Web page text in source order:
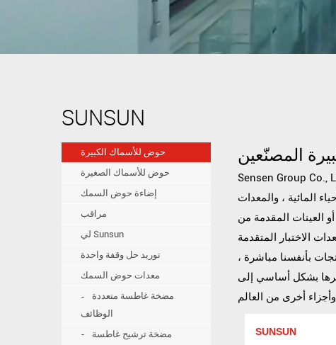
SUNSUN
حوض للأسماك الكبيرة
حوض للأسماك الصغيرة
إضاءة حوض السمك
مراقب
لي Sunsun
توريد حل وقفة واحدة
معدات حوض السمك
مضخة غاطسة متعددة
الوظائف
مضخة ترشيح غاطسة
المصنّعين
المائية ، والمعدات
العينات المقدمة من
الاختبار المتقدمة
بأنفسنا مباشرة ،
بشكل أساسي إلى
SUNSUN